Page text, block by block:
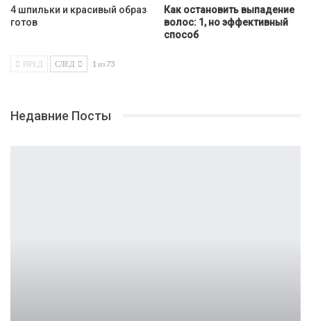
4 шпильки и красивый образ
готов
Как остановить выпадение
волос: 1, но эффективный
способ
ПРЕД СЛЕД 1 из 73
Недавние Посты